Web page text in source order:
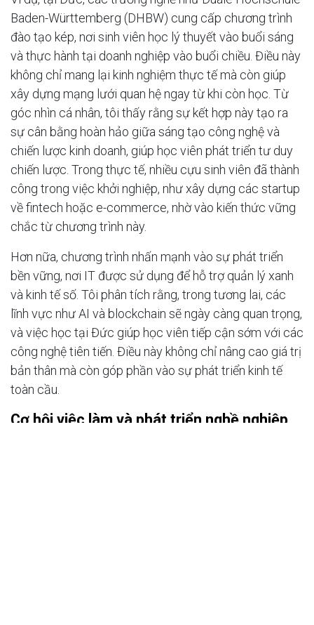
Baden-Württemberg (DHBW) cung cấp chương trình
đào tạo kép, nơi sinh viên học lý thuyết vào buổi sáng
và thực hành tại doanh nghiệp vào buổi chiều. Điều này
không chỉ mang lại kinh nghiệm thực tế mà còn giúp
xây dựng mạng lưới quan hệ ngay từ khi còn học. Từ
góc nhìn cá nhân, tôi thấy rằng sự kết hợp này tạo ra
sự cân bằng hoàn hảo giữa sáng tạo công nghệ và
chiến lược kinh doanh, giúp học viên phát triển tư duy
chiến lược. Trong thực tế, nhiều cựu sinh viên đã thành
công trong việc khởi nghiệp, như xây dựng các startup
về fintech hoặc e-commerce, nhờ vào kiến thức vững
chắc từ chương trình này.
Hơn nữa, chương trình nhấn mạnh vào sự phát triển
bền vững, nơi IT được sử dụng để hỗ trợ quản lý xanh
và kinh tế số. Tôi phân tích rằng, trong tương lai, các
lĩnh vực như AI và blockchain sẽ ngày càng quan trọng,
và việc học tại Đức giúp học viên tiếp cận sớm với các
công nghệ tiên tiến. Điều này không chỉ nâng cao giá trị
bản thân mà còn góp phần vào sự phát triển kinh tế
toàn cầu.
Cơ hội việc làm và phát triển nghề nghiệp